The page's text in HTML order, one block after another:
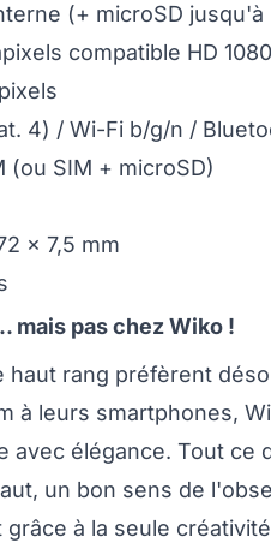
(+ microSD jusqu'à
compatible HD
4) / Wi-Fi b/g/n /
SIM + microSD)
x 7,5 mm
mais pas chez Wiko !
haut rang préfèrent
à leurs smartphones,
avec élégance. Tout
un bon sens de
grâce à la seule